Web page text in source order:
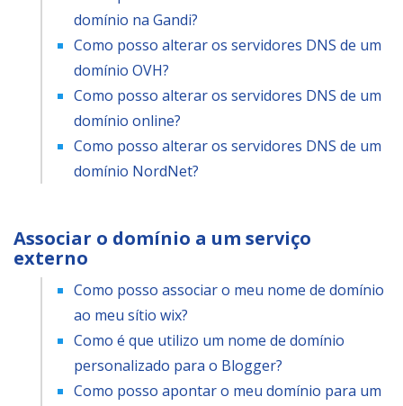
domínio na Gandi?
Como posso alterar os servidores DNS de um
domínio OVH?
Como posso alterar os servidores DNS de um
domínio online?
Como posso alterar os servidores DNS de um
domínio NordNet?
Associar o domínio a um serviço
externo
Como posso associar o meu nome de domínio
ao meu sítio wix?
Como é que utilizo um nome de domínio
personalizado para o Blogger?
Como posso apontar o meu domínio para um